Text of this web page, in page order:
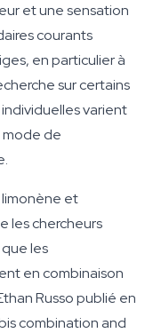
et une sensation
courants
en particulier à
sur certains
varient
de
et
les chercheurs
les
en combinaison
Russo publié en
combination and